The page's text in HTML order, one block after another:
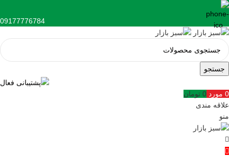
09177776784
جستجو
0 مورد 0 تومان
علاقه مندی
منو